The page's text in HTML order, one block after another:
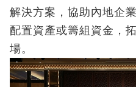
解決方案，協助內地企
配置資產或籌組資金，
場。